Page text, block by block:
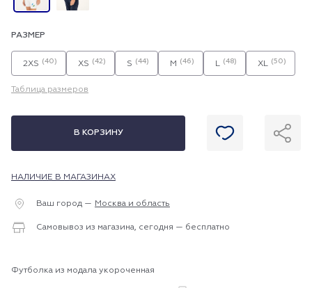
РАЗМЕР
2XS (40) XS (42) S (44) M (46) L (48) XL (50)
Таблица размеров
В КОРЗИНУ
НАЛИЧИЕ В МАГАЗИНАХ
Ваш город — Москва и область
Самовывоз из магазина, сегодня — бесплатно
Футболка из модала укороченная